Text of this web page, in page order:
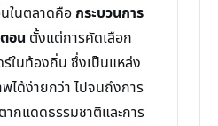
ในตลาดคือ กระบวนการ
อน ตั้งแต่การคัดเลือก
ในท้องถิ่น ซึ่งเป็นแหล่ง
ด้ง่ายกว่า ไปจนถึงการ
กแดดธรรมชาติและการ